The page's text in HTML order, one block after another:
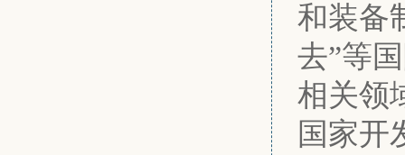
和装备
去”等
相关领
国家开